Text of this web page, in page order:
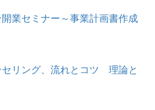
業セミナー～事業計画書作成
セリング、流れとコツ 理論と